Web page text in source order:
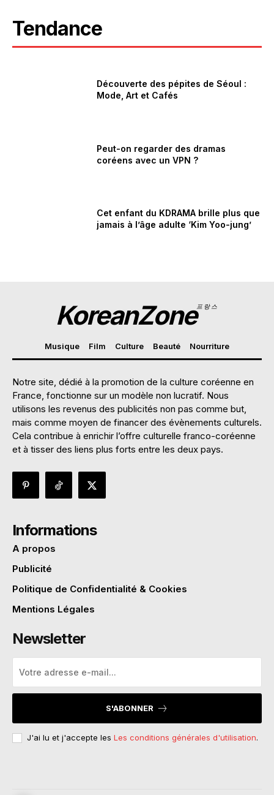
Tendance
Découverte des pépites de Séoul :
Mode, Art et Cafés
Peut-on regarder des dramas
coréens avec un VPN ?
Cet enfant du KDRAMA brille plus que
jamais à l’âge adulte ‘Kim Yoo-jung’
KoreanZone프랑스
Musique Film Culture Beauté Nourriture
Notre site, dédié à la promotion de la culture coréenne en
France, fonctionne sur un modèle non lucratif. Nous
utilisons les revenus des publicités non pas comme but,
mais comme moyen de financer des évènements culturels.
Cela contribue à enrichir l’offre culturelle franco-coréenne
et à tisser des liens plus forts entre les deux pays.
Informations
A propos
Publicité
Politique de Confidentialité & Cookies
Mentions Légales
Newsletter
S'ABONNER
J'ai lu et j'accepte les Les conditions générales d'utilisation.